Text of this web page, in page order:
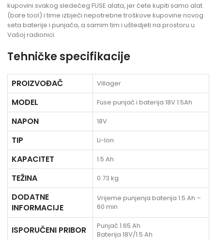
kupovini svakog sledećeg FUSE alata, jer ćete kupiti samo alat
(bare tool) i time izbjeći nepotrebne troškove kupovine novog
seta baterije i punjača, a samim tim i uštedjeti na prostoru u
Vašoj radionici.
Tehničke specifikacije
PROIZVOĐAČ Villager
MODEL Fuse punjač i baterija 18V 1.5Ah
NAPON 18V
TIP Li-Ion
KAPACITET 1.5 Ah
TEŽINA 0.73 kg
DODATNE
INFORMACIJE
Vrijeme punjenja baterija 1.5 Ah –
60 min
ISPORUČENI PRIBOR
Punjač 1.65 Ah
Baterija 18V/1.5 Ah